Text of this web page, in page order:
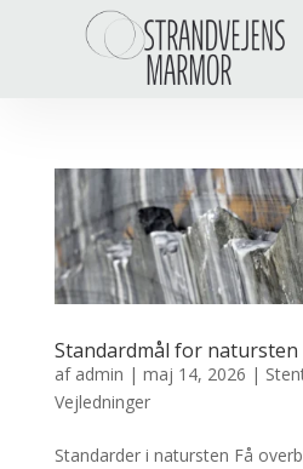
Standardmål for natursten
af admin | maj 14, 2026 |
Vejledninger
Standarder i natursten Få